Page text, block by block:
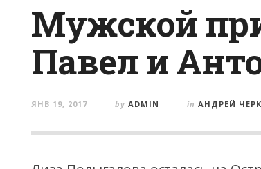
Мужской
Павел и
ЯНВ 19, 2017 by ADMIN in АНДРЕЙ